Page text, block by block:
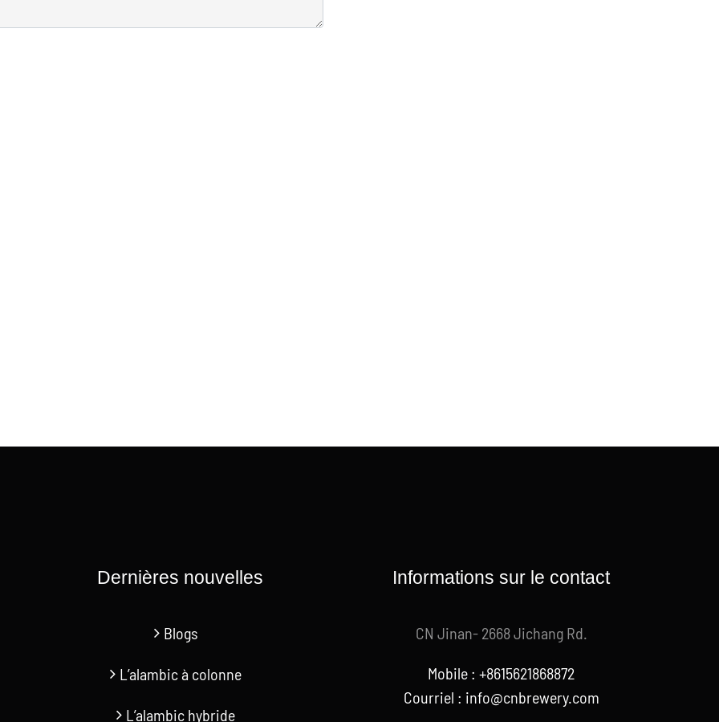
Dernières nouvelles
Blogs
L’alambic à colonne
L’alambic hybride
Informations sur le contact
CN Jinan- 2668 Jichang Rd.
Mobile : +8615621868872
Courriel : info@cnbrewery.com